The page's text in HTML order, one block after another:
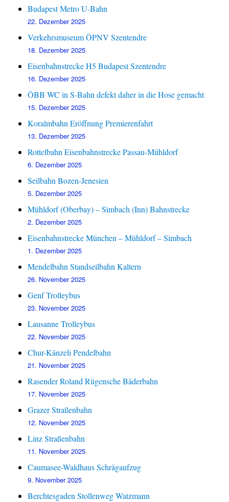
Budapest Metro U-Bahn
22. Dezember 2025
Verkehrsmuseum ÖPNV Szentendre
18. Dezember 2025
Eisenbahnstrecke H5 Budapest Szentendre
16. Dezember 2025
ÖBB WC in S-Bahn defekt daher in die Hose gemacht
15. Dezember 2025
Koralmbahn Eröffnung Premierenfahrt
13. Dezember 2025
Rottelbahn Eisenbahnstrecke Passau-Mühldorf
6. Dezember 2025
Seilbahn Bozen-Jenesien
5. Dezember 2025
Mühldorf (Oberbay) – Simbach (Inn) Bahnstrecke
2. Dezember 2025
Eisenbahnstrecke München – Mühldorf – Simbach
1. Dezember 2025
Mendelbahn Standseilbahn Kaltern
26. November 2025
Genf Trolleybus
23. November 2025
Lausanne Trolleybus
22. November 2025
Chur-Känzeli Pendelbahn
21. November 2025
Rasender Roland Rügensche Bäderbahn
17. November 2025
Grazer Straßenbahn
12. November 2025
Linz Straßenbahn
11. November 2025
Caumasee-Waldhaus Schrägaufzug
9. November 2025
Berchtesgaden Stollenweg Watzmann